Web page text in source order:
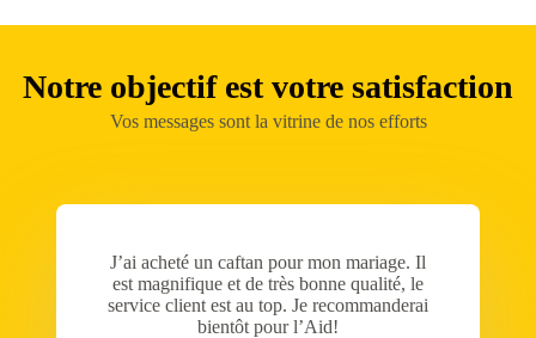
Notre objectif est votre satisfaction
Vos messages sont la vitrine de nos efforts
J’ai acheté un caftan pour mon mariage. Il
est magnifique et de très bonne qualité, le
service client est au top. Je recommanderai
bientôt pour l’Aid!